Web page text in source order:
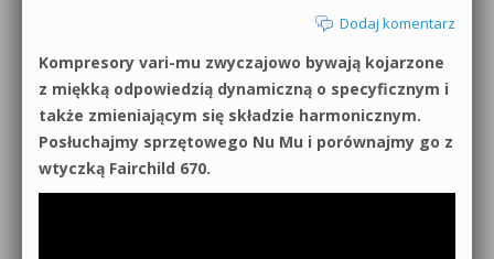
Dodaj komentarz
Kompresory vari-mu zwyczajowo bywają kojarzone
z miękką odpowiedzią dynamiczną o specyficznym i
także zmieniającym się składzie harmonicznym.
Posłuchajmy sprzętowego Nu Mu i porównajmy go z
wtyczką Fairchild 670.